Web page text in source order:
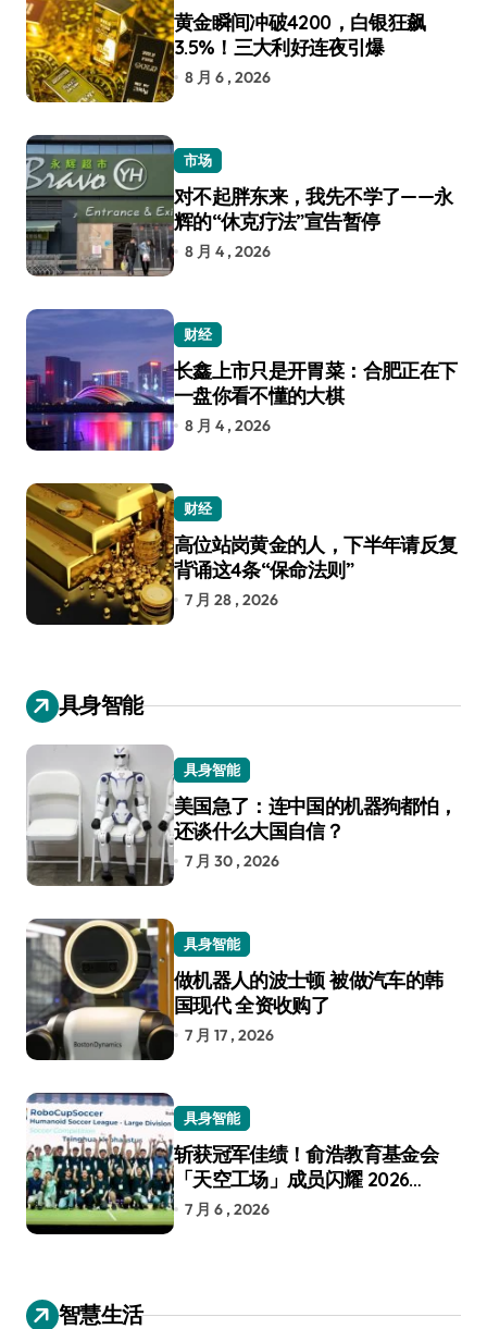
黄金瞬间冲破4200，白银狂飙
3.5%！三大利好连夜引爆
8 月 6 , 2026
市场
对不起胖东来，我先不学了——永
辉的“休克疗法”宣告暂停
8 月 4 , 2026
财经
长鑫上市只是开胃菜：合肥正在下
一盘你看不懂的大棋
8 月 4 , 2026
财经
高位站岗黄金的人，下半年请反复
背诵这4条“保命法则”
7 月 28 , 2026
具身智能
具身智能
美国急了：连中国的机器狗都怕，
还谈什么大国自信？
7 月 30 , 2026
具身智能
做机器人的波士顿 被做汽车的韩
国现代 全资收购了
7 月 17 , 2026
具身智能
斩获冠军佳绩！俞浩教育基金会
「天空工场」成员闪耀 2026
RoboCup 机器人世界杯
7 月 6 , 2026
智慧生活